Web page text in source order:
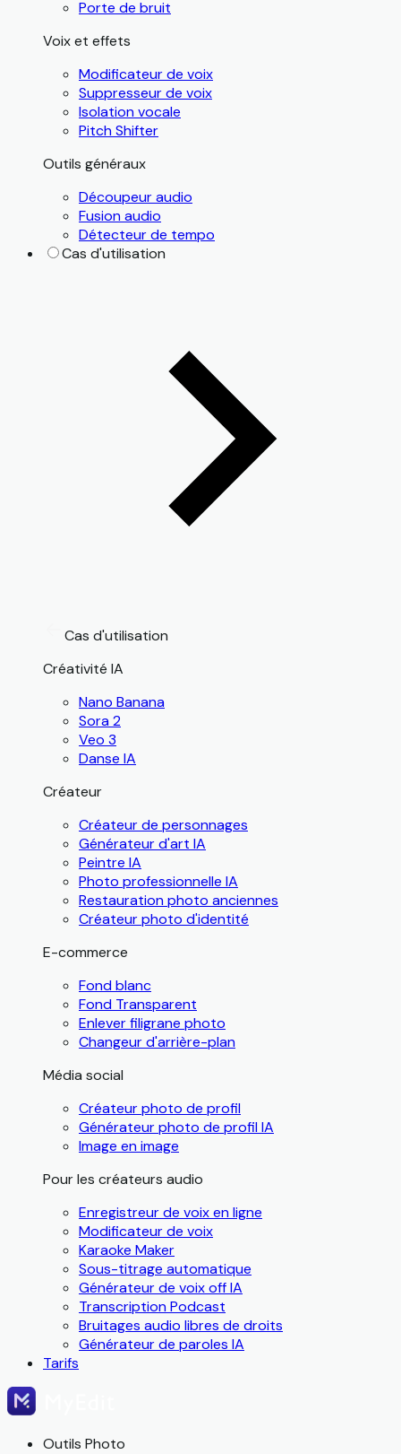
Porte de bruit
Voix et effets
Modificateur de voix
Suppresseur de voix
Isolation vocale
Pitch Shifter
Outils généraux
Découpeur audio
Fusion audio
Détecteur de tempo
Cas d'utilisation
Cas d'utilisation
Créativité IA
Nano Banana
Sora 2
Veo 3
Danse IA
Créateur
Créateur de personnages
Générateur d'art IA
Peintre IA
Photo professionnelle IA
Restauration photo anciennes
Créateur photo d'identité
E-commerce
Fond blanc
Fond Transparent
Enlever filigrane photo
Changeur d'arrière-plan
Média social
Créateur photo de profil
Générateur photo de profil IA
Image en image
Pour les créateurs audio
Enregistreur de voix en ligne
Modificateur de voix
Karaoke Maker
Sous-titrage automatique
Générateur de voix off IA
Transcription Podcast
Bruitages audio libres de droits
Générateur de paroles IA
Tarifs
Outils Photo